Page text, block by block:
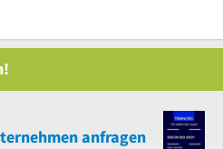
anfragen